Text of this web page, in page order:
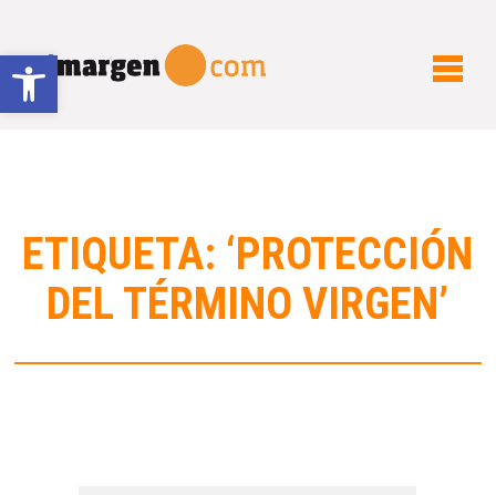
Abrir barra de herramientas
ETIQUETA: ‘PROTECCIÓN
DEL TÉRMINO VIRGEN’